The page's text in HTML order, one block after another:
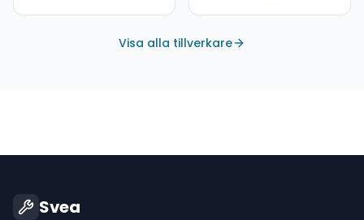
Visa alla tillverkare
Svea